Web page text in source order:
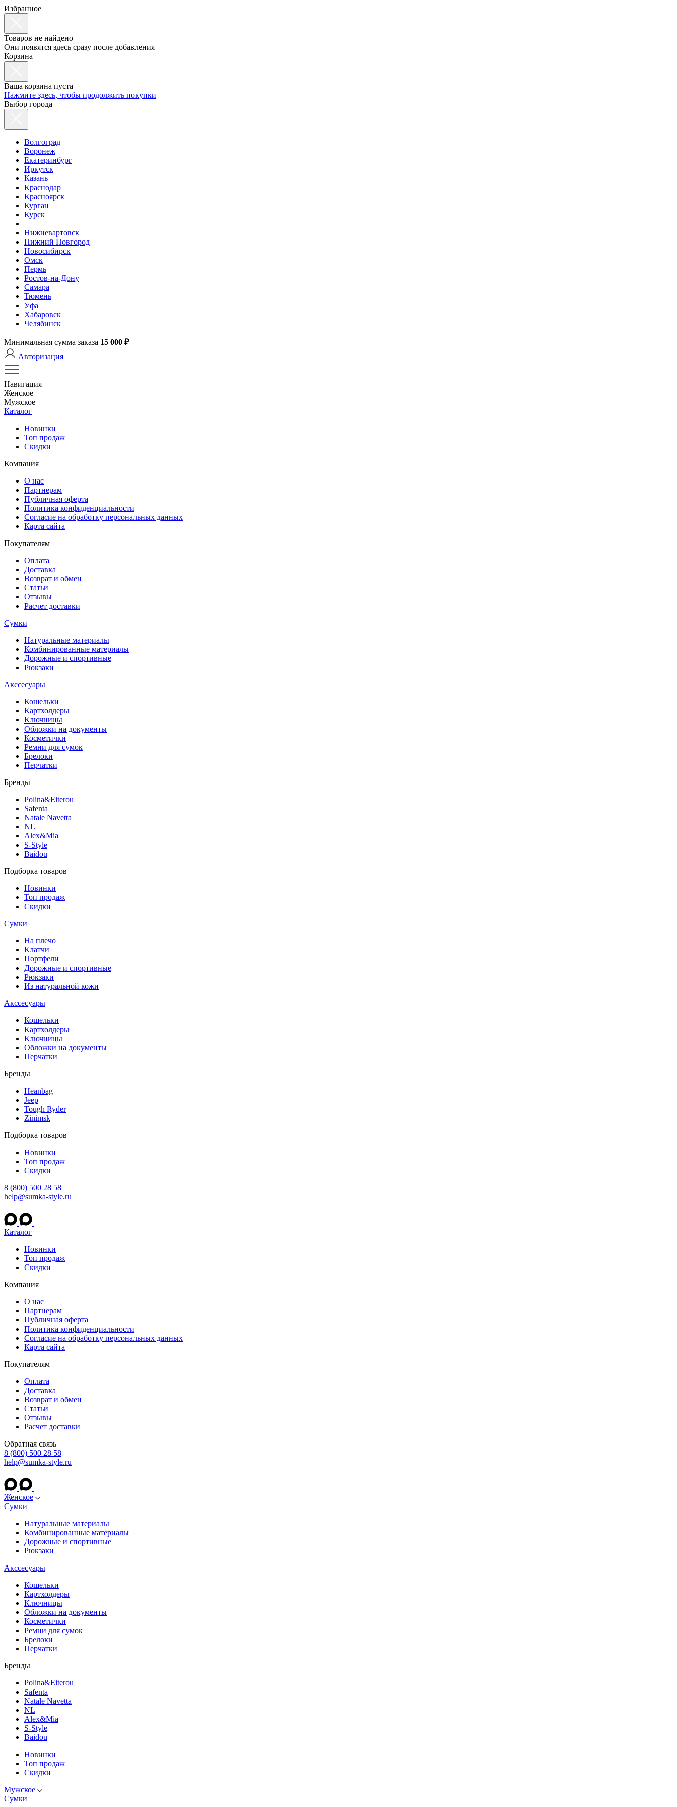
Избранное
Товаров не найдено
Они появятся здесь сразу после добавления
Корзина
Ваша корзина пуста
Нажмите здесь, чтобы продолжить покупки
Выбор города
Волгоград
Воронеж
Екатеринбург
Иркутск
Казань
Краснодар
Красноярск
Курган
Курск
Нижневартовск
Нижний Новгород
Новосибирск
Омск
Пермь
Ростов-на-Дону
Самара
Тюмень
Уфа
Хабаровск
Челябинск
Минимальная сумма заказа 15 000 ₽
Авторизация
Навигация
Женское
Мужское
Каталог
Новинки
Топ продаж
Скидки
Компания
О нас
Партнерам
Публичная оферта
Политика конфиденциальности
Согласие на обработку персональных данных
Карта сайта
Покупателям
Оплата
Доставка
Возврат и обмен
Статьи
Отзывы
Расчет доставки
Сумки
Натуральные материалы
Комбинированные материалы
Дорожные и спортивные
Рюкзаки
Акссесуары
Кошельки
Картхолдеры
Ключницы
Обложки на документы
Косметички
Ремни для сумок
Брелоки
Перчатки
Бренды
Polina&Eiterou
Safenta
Natale Navetta
NL
Alex&Mia
S-Style
Baidou
Подборка товаров
Новинки
Топ продаж
Скидки
Сумки
На плечо
Клатчи
Портфели
Дорожные и спортивные
Рюкзаки
Из натуральной кожи
Акссесуары
Кошельки
Картхолдеры
Ключницы
Обложки на документы
Перчатки
Бренды
Heanbag
Jeep
Tough Ryder
Zinimsk
Подборка товаров
Новинки
Топ продаж
Скидки
8 (800) 500 28 58
help@sumka-style.ru
Каталог
Новинки
Топ продаж
Скидки
Компания
О нас
Партнерам
Публичная оферта
Политика конфиденциальности
Согласие на обработку персональных данных
Карта сайта
Покупателям
Оплата
Доставка
Возврат и обмен
Статьи
Отзывы
Расчет доставки
Обратная связь
8 (800) 500 28 58
help@sumka-style.ru
Женское
Сумки
Натуральные материалы
Комбинированные материалы
Дорожные и спортивные
Рюкзаки
Акссесуары
Кошельки
Картхолдеры
Ключницы
Обложки на документы
Косметички
Ремни для сумок
Брелоки
Перчатки
Бренды
Polina&Eiterou
Safenta
Natale Navetta
NL
Alex&Mia
S-Style
Baidou
Новинки
Топ продаж
Скидки
Мужское
Сумки